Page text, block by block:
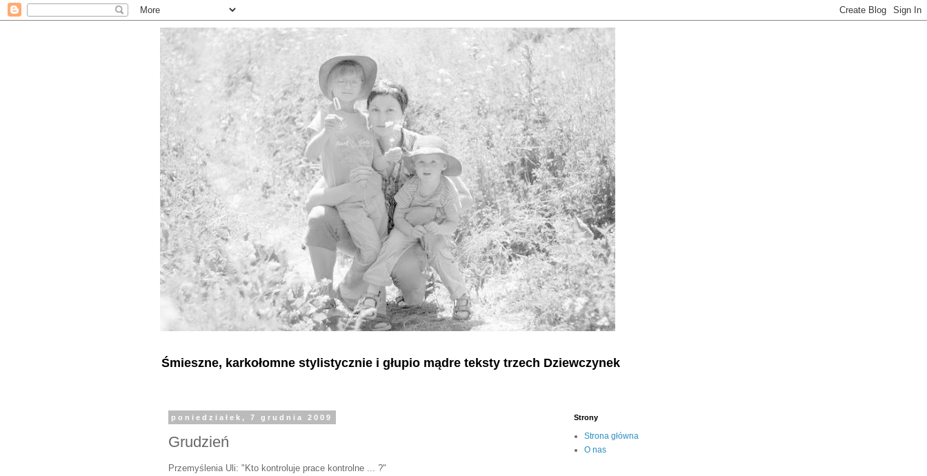
Śmieszne, karkołomne stylistycznie i głupio mądre teksty trzech Dziewczynek
poniedziałek, 7 grudnia 2009
Grudzień
Przemyślenia Uli: "Kto kontroluje prace kontrolne ... ?"
Strony
Strona główna
O nas